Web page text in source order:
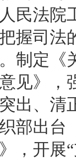
民法院
司法
制定《
见》，
出、清
部出台
，开展